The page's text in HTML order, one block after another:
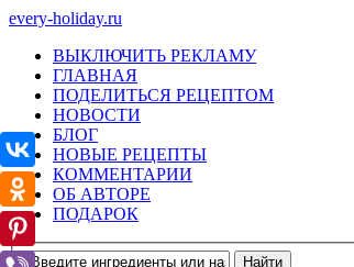
every-holiday.ru
ВЫКЛЮЧИТЬ РЕКЛАМУ
ГЛАВНАЯ
ПОДЕЛИТЬСЯ РЕЦЕПТОМ
НОВОСТИ
БЛОГ
НОВЫЕ РЕЦЕПТЫ
КОММЕНТАРИИ
ОБ АВТОРЕ
ПОДАРОК